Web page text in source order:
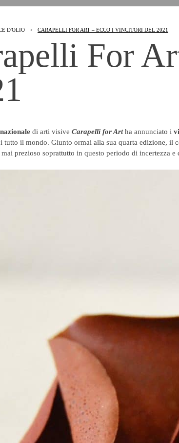
D'OLIO > CARAPELLI FOR ART – ECCO I VINCITORI DEL 2021
For
di arti visive Carapelli for Artha annunciato i
tutto il mondo. Giunto ormai alla sua quarta edizione, il
prezioso soprattutto in questo periodo di incertezza